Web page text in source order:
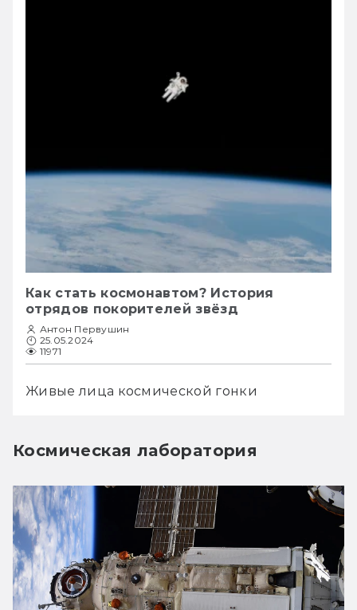
Как стать космонавтом? История
отрядов покорителей звёзд
Антон Первушин
25.05.2024
11971
Живые лица космической гонки
Космическая лаборатория